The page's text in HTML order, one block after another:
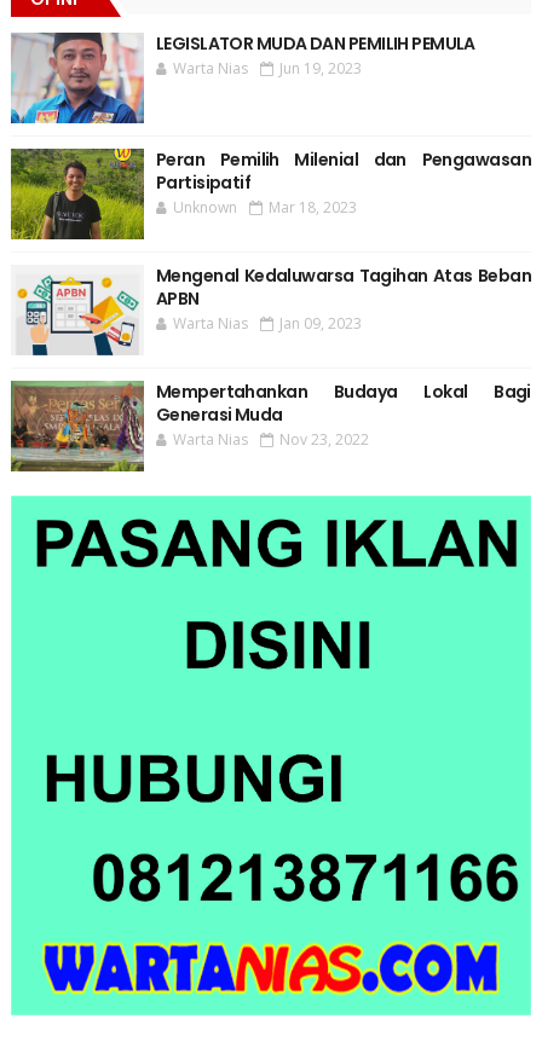
LEGISLATOR MUDA DAN PEMILIH PEMULA
Warta Nias Jun 19, 2023
Peran Pemilih Milenial dan Pengawasan
Partisipatif
Unknown Mar 18, 2023
Mengenal Kedaluwarsa Tagihan Atas Beban
APBN
Warta Nias Jan 09, 2023
Mempertahankan Budaya Lokal Bagi
Generasi Muda
Warta Nias Nov 23, 2022